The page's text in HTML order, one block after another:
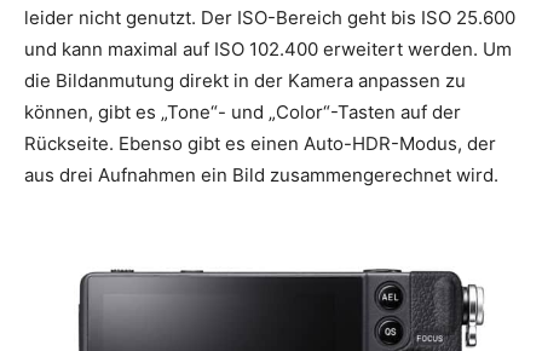
leider nicht genutzt. Der ISO-Bereich geht bis ISO 25.600
und kann maximal auf ISO 102.400 erweitert werden. Um
die Bildanmutung direkt in der Kamera anpassen zu
können, gibt es „Tone“- und „Color“-Tasten auf der
Rückseite. Ebenso gibt es einen Auto-HDR-Modus, der
aus drei Aufnahmen ein Bild zusammengerechnet wird.